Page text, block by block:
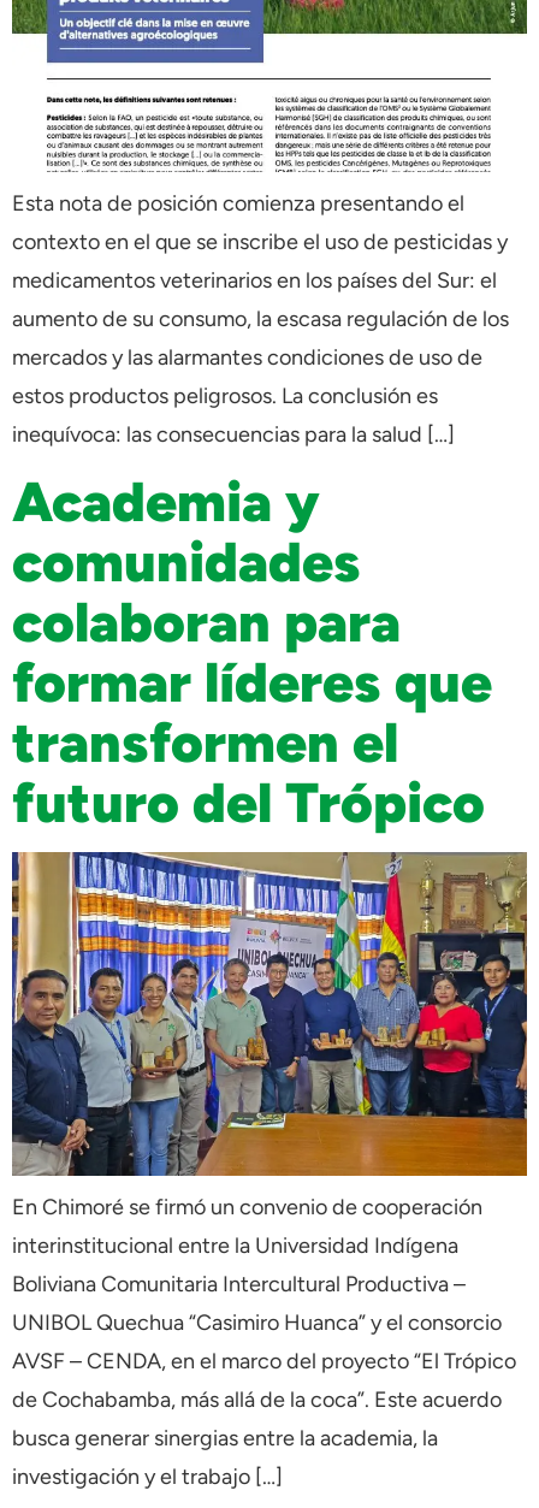
Esta nota de posición comienza presentando el
contexto en el que se inscribe el uso de pesticidas y
medicamentos veterinarios en los países del Sur: el
aumento de su consumo, la escasa regulación de los
mercados y las alarmantes condiciones de uso de
estos productos peligrosos. La conclusión es
inequívoca: las consecuencias para la salud […]
Academia y
comunidades
colaboran para
formar líderes que
transformen el
futuro del Trópico
En Chimoré se firmó un convenio de cooperación
interinstitucional entre la Universidad Indígena
Boliviana Comunitaria Intercultural Productiva –
UNIBOL Quechua “Casimiro Huanca” y el consorcio
AVSF – CENDA, en el marco del proyecto “El Trópico
de Cochabamba, más allá de la coca”. Este acuerdo
busca generar sinergias entre la academia, la
investigación y el trabajo […]